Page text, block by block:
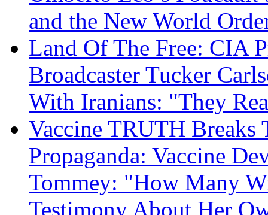
and the New World
Land Of The Free: CIA
Broadcaster Tucker
With Iranians: "They
Vaccine TRUTH
Propaganda: Vaccine
Tommey: "How Many
Testimony About Her